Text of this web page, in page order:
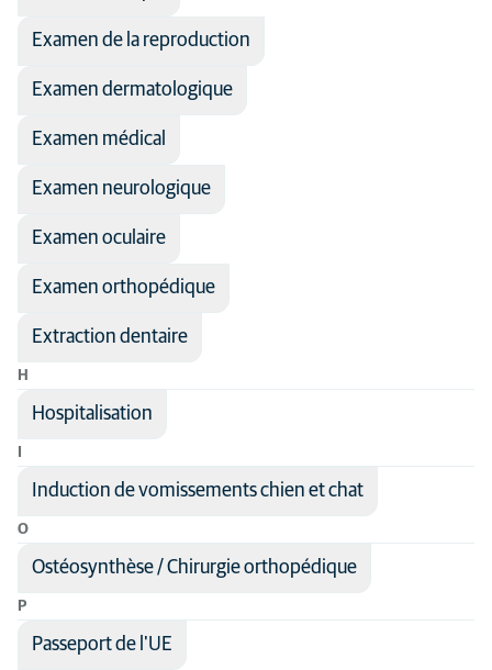
Examen de la reproduction
Examen dermatologique
Examen médical
Examen neurologique
Examen oculaire
Examen orthopédique
Extraction dentaire
H
Hospitalisation
Induction de vomissements chien et chat
O
Ostéosynthèse / Chirurgie orthopédique
P
Passeport de l'UE